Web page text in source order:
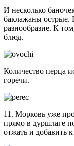
И несколько
баклажаны острые.
разнообразие. К
блюд.
Количество перца
горечи.
11. Морковь уже
прямо в дуршлаге
отжать и добавить